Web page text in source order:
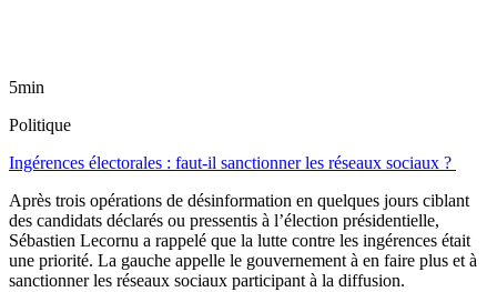
5min
Politique
Ingérences électorales : faut-il sanctionner les réseaux sociaux ?
Après trois opérations de désinformation en quelques jours ciblant
des candidats déclarés ou pressentis à l’élection présidentielle,
Sébastien Lecornu a rappelé que la lutte contre les ingérences était
une priorité. La gauche appelle le gouvernement à en faire plus et à
sanctionner les réseaux sociaux participant à la diffusion.